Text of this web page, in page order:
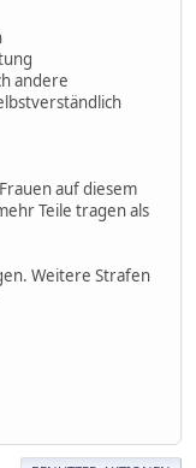
andere
auf diesem
Teile tragen als
Weitere Strafen